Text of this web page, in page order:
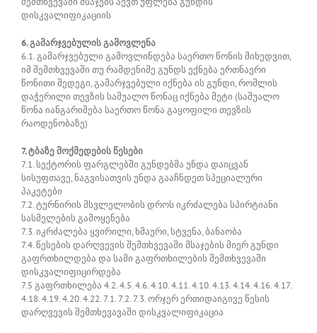
დისკვალიფიკაციის
6. გამარჯვებულის გამოვლენა
6.1. გამარჯვებული გამოვლინდება საერთო წონის მიხედვით,
იმ შემთხვევაში თუ რამდენიმე გუნდს ექნება ერთნაერი
წონითი შედეგი, გამარჯვებული იქნება ის გუნდი, რომლის
დაჭერილი თევზის საშუალო წონაც იქნება მეტი (საშუალო
წონა იანგარიშება საერთო წონა გაყოფილი თევზის
რაოდენობაზე)
7. ტბაზე მოქმედების წესები
7.1. სექტორის ფარგლებში გუნდებმა უნდა დაიცვან
სისუფთავე, ნაგვისათვის უნდა გააჩნდეთ სპეციალური
პაკეტები
7.2. ტურნირის მსვლელობის დროს იკრძალება სპირტიანი
სასმელების გამოყენება
7.3. იკრძალება ყვირილი, ხმაური, სტვენა, ბანაობა
7.4. წესების დარღვევის შემთხვევაში მსაჯების მიერ გუნდი
გაფრთხილდება და სამი გაფრთხილების შემთხვევაში
დისკვალიფიცირდება
7.5 გაფრთხილება 4.2. 4.5. 4.6. 4.10. 4.11. 4.10. 4.13. 4.14. 4.16. 4.17.
4.18. 4.19. 4.20. 4.22. 7.1. 7.2. 7.3. ორჯერ ერთიდაიგივე წესის
დარღვევის შემთხევავაში დისკვალიფიკაცია